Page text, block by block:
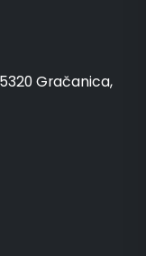
Gračanica,